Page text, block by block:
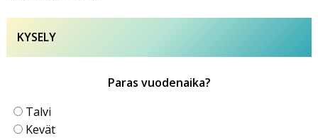
KYSELY
Paras vuodenaika?
Talvi
Kevät